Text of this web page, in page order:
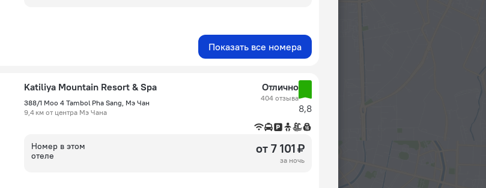
Показать все номера
Katiliya Mountain Resort & Spa
388/1 Moo 4 Tambol Pha Sang, Мэ Чан
9,4 км от центра Мэ Чана
Отлично
404 отзыва
8,8
Номер в этом
отеле
от 7 101 ₽
за ночь